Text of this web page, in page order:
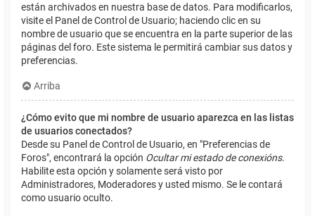
están archivados en nuestra base de datos. Para modificarlos,
visite el Panel de Control de Usuario; haciendo clic en su
nombre de usuario que se encuentra en la parte superior de las
páginas del foro. Este sistema le permitirá cambiar sus datos y
preferencias.
Arriba
¿Cómo evito que mi nombre de usuario aparezca en las listas
de usuarios conectados?
Desde su Panel de Control de Usuario, en "Preferencias de
Foros", encontrará la opción Ocultar mi estado de conexións.
Habilite esta opción y solamente será visto por
Administradores, Moderadores y usted mismo. Se le contará
como usuario oculto.